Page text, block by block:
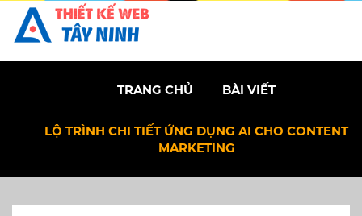
TRANG CHỦ BÀI VIẾT
LỘ TRÌNH CHI TIẾT ỨNG DỤNG AI CHO CONTENT
MARKETING